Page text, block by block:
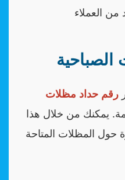
رقم حداد مظلات
يمكنك من خلال هذا
المظلات المتاحة